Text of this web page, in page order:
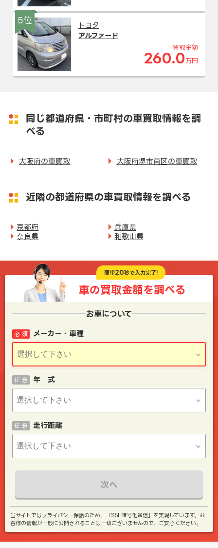
5位
トヨタ
アルファード
買取金額
260.0 万円
同じ都道府県・市町村の車買取情報を調
べる
大阪府の車買取 大阪府堺市南区の車買取
近隣の都道府県の車買取情報を調べる
京都府
兵庫県
奈良県
和歌山県
簡単20秒で入力完了!
車の買取金額を調べる
お車について
メーカー・車種
必 須
年 式
任 意
走行距離
任 意
次へ
当サイトではプライバシー保護のため、「SSL暗号化通信」を実現しています。お
客様の情報が一般に公開されることは一切ございませんので、ご安心ください。